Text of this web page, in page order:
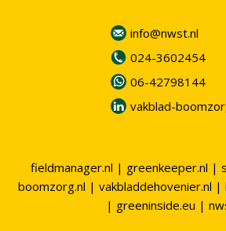
info@nwst.nl
024-3602454
06-42798144
vakblad-
fieldmanager.nl | greenkeeper.nl |
boomzorg.nl | vakbladdehovenier.nl |
| greeninside.eu |